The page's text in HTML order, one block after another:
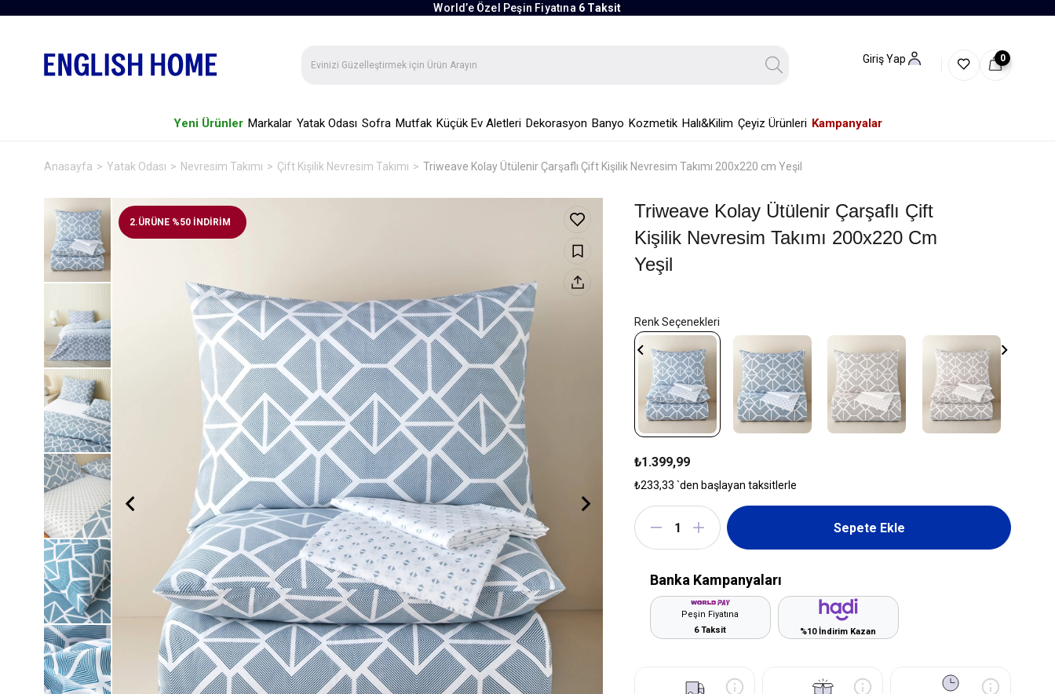
World’e Özel Peşin Fiyatına 6 Taksit
Giriş Yap 0
Yeni Ürünler Markalar Yatak Odası Sofra Mutfak Küçük Ev Aletleri Dekorasyon Banyo Kozmetik Halı&Kilim Çeyiz Ürünleri Kampanyalar
Anasayfa Yatak Odası Nevresim Takımı Çift Kişilik Nevresim Takımı Triweave Kolay Ütülenir Çarşaflı Çift Kişilik Nevresim Takımı 200x220 cm Yeşil
2.ÜRÜNE %50 İNDİRİM
Triweave Kolay Ütülenir Çarşaflı Çift
Kişilik Nevresim Takımı 200x220 Cm
Yeşil
₺1.399,99
₺233,33 `den başlayan taksitlerle
Banka Kampanyaları
Peşin Fiyatına
6 Taksit
%10 İndirim Kazan